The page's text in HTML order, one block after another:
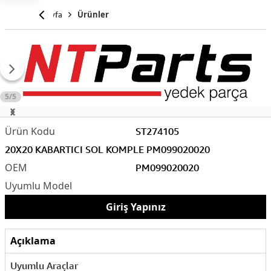
Anasayfa Ürünler
5/5
ST274105
PM099020020
20X20 KABARTICI SOL KOMPLE PM099020020
Giriş Yapınız
Açıklama
Uyumlu Araçlar